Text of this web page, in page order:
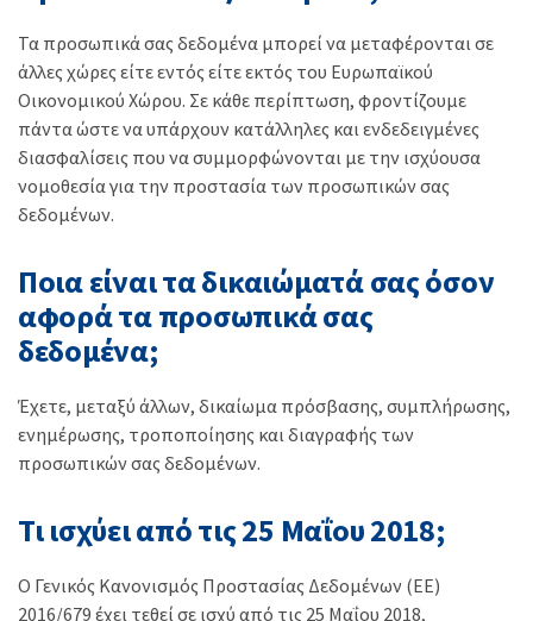
Τα προσωπικά σας δεδομένα μπορεί να μεταφέρονται σε
άλλες χώρες είτε εντός είτε εκτός του Ευρωπαϊκού
Οικονομικού Χώρου. Σε κάθε περίπτωση, φροντίζουμε
πάντα ώστε να υπάρχουν κατάλληλες και ενδεδειγμένες
διασφαλίσεις που να συμμορφώνονται με την ισχύουσα
νομοθεσία για την προστασία των προσωπικών σας
δεδομένων.
Ποια είναι τα δικαιώματά σας όσον
αφορά τα προσωπικά σας
δεδομένα;
Έχετε, μεταξύ άλλων, δικαίωμα πρόσβασης, συμπλήρωσης,
ενημέρωσης, τροποποίησης και διαγραφής των
προσωπικών σας δεδομένων.
Τι ισχύει από τις 25 Μαΐου 2018;
Ο Γενικός Κανονισμός Προστασίας Δεδομένων (ΕΕ)
2016/679 έχει τεθεί σε ισχύ από τις 25 Μαΐου 2018,